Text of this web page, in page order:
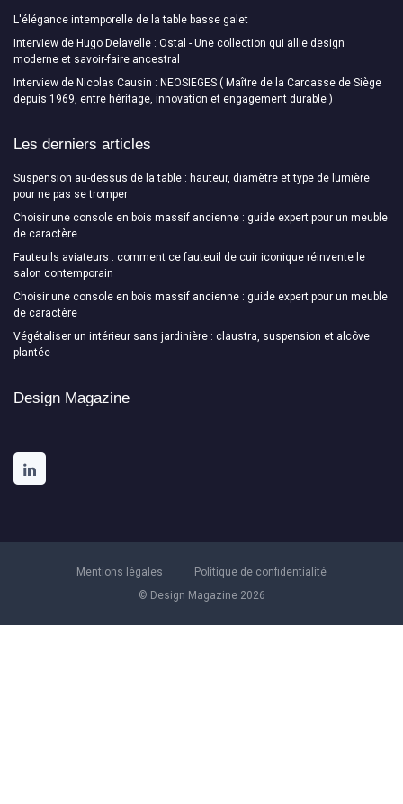
L'élégance intemporelle de la table basse galet
Interview de Hugo Delavelle : Ostal - Une collection qui allie design
moderne et savoir-faire ancestral
Interview de Nicolas Causin : NEOSIEGES ( Maître de la Carcasse de Siège
depuis 1969, entre héritage, innovation et engagement durable )
Les derniers articles
Suspension au-dessus de la table : hauteur, diamètre et type de lumière
pour ne pas se tromper
Choisir une console en bois massif ancienne : guide expert pour un meuble
de caractère
Fauteuils aviateurs : comment ce fauteuil de cuir iconique réinvente le
salon contemporain
Choisir une console en bois massif ancienne : guide expert pour un meuble
de caractère
Végétaliser un intérieur sans jardinière : claustra, suspension et alcôve
plantée
Design Magazine
Mentions légales
Politique de confidentialité
© Design Magazine 2026